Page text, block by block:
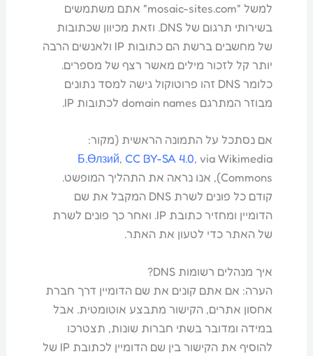
למשל "mosaic-sites.com" אתם משתמשים
בשירותי תרגום של DNS. וזאת מכיוון שכתובות
של מחשבים ברשת הם כתובות IP ולאנשים הרבה
יותר קל לזכור מילים מאשר רצף של מספרים.
כלומר DNS זהו פרוטוקול גישה למסד נתונים
מבוזר המתרגם domain names לכתובות IP.
אם נסתכל על התמונה הראשית (מקור:
Б.Өлзий, CC BY-SA 4.0, via Wikimedia
Commons), אנו נראה את התהליך המופשט.
קודם כל פונים לשרת DNS המקבל את שם
הדומיין ומחזיר כתובת IP. ואחר כך פונים לשרת
של האתר כדי לטעון את האתר.
איך מנהלים רשומות DNS?
הערה: אם אתם קונים את שם הדומיין דרך חברת
אחסון אתרים, הקישור מתבצע אוטומטית. אבל
במידה ומדובר בשתי חברות שונות, תצטרכו
להוסיף את הקישור בין שם הדומיין לכתובת IP של